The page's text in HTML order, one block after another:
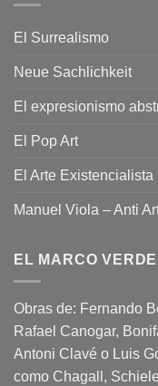
El Surrealismo
Neue Sachlichkeit
El expresionismo
El Pop Art
El Arte Existencialista
Manuel Viola – Anti
EL MARCO VERDE
Obras de: Fernando
Rafael Canogar,
Antoni Clavé o Luis
como Chagall,